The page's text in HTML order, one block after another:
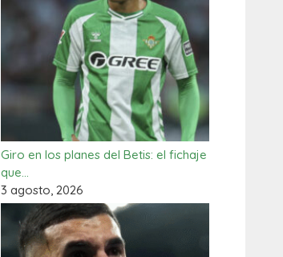
Giro en los planes del Betis: el fichaje
que…
3 agosto, 2026